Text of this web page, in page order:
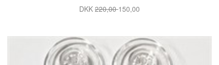
DKK 220,00150,00